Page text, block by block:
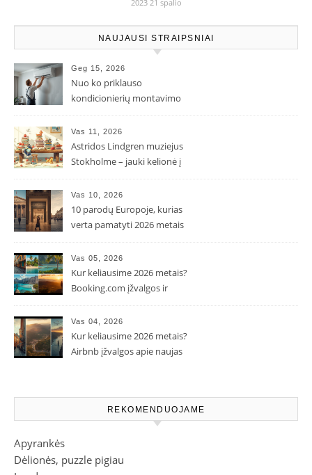
2023 21 spalio
NAUJAUSI STRAIPSNIAI
Geg 15, 2026
Nuo ko priklauso
kondicionierių montavimo
Vas 11, 2026
Astridos Lindgren muziejus
Stokholme – jauki kelionė į
Vas 10, 2026
10 parodų Europoje, kurias
verta pamatyti 2026 metais
Vas 05, 2026
Kur keliausime 2026 metais?
Booking.com įžvalgos ir
Vas 04, 2026
Kur keliausime 2026 metais?
Airbnb įžvalgos apie naujas
REKOMENDUOJAME
Apyrankės
Dėlionės, puzzle pigiau